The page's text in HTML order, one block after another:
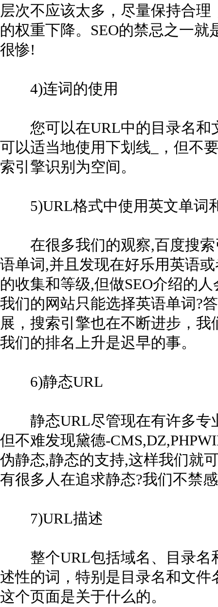
层次不应该太多，尽量保持合
的权重下降。SEO的禁忌之一
很惨!
4)连词的使用
您可以在URL中的目录名和
可以适当地使用下划线_，但不
索引擎识别为空间。
5)URL格式中使用英文单词
在很多我们的观察,百度搜索
语单词,并且发现在好乐用英语
的收集和等级,但做SEO介绍的
我们的网站只能选择英语单词?
展，搜索引擎也在不断进步，
我们的排名上升是迟早的事。
6)静态URL
静态URL尽管现在有许多专
但不难发现黛德-
伪静态,静态的支持,这样我们就
有很多人在追求静态?我们不禁
7)URL描述
整个URL包括域名、目录名
述性的词，特别是目录名和文
这个页面是关于什么的。